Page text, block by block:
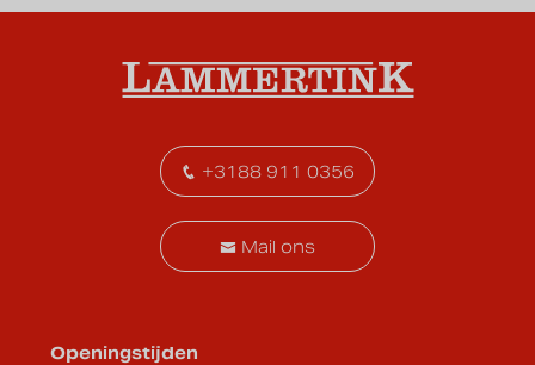
Openingstijden
+3188 911 0356
Mail ons